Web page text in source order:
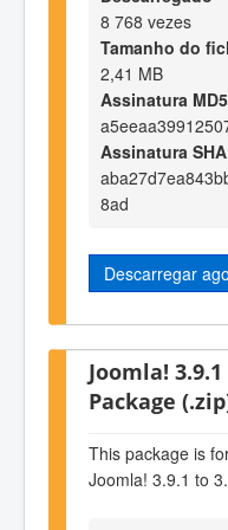
8 768 vezes
Tamanho do
2,41 MB
Assinatura MD5
Assinatura
8ad
Descarregar
Joomla!
Package
This package is
Joomla! 3.9.1 to